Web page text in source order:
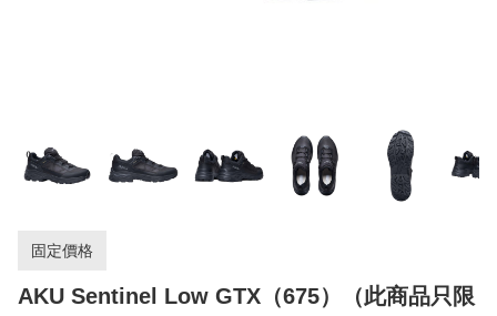
固定價格
AKU Sentinel Low GTX（675）（此商品只限